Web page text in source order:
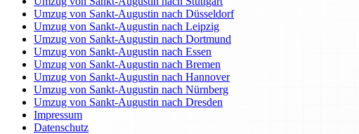
Umzug von Sankt-Augustin nach Düsseldorf
Umzug von Sankt-Augustin nach Leipzig
Umzug von Sankt-Augustin nach Dortmund
Umzug von Sankt-Augustin nach Essen
Umzug von Sankt-Augustin nach Bremen
Umzug von Sankt-Augustin nach Hannover
Umzug von Sankt-Augustin nach Nürnberg
Umzug von Sankt-Augustin nach Dresden
Impressum
Datenschutz